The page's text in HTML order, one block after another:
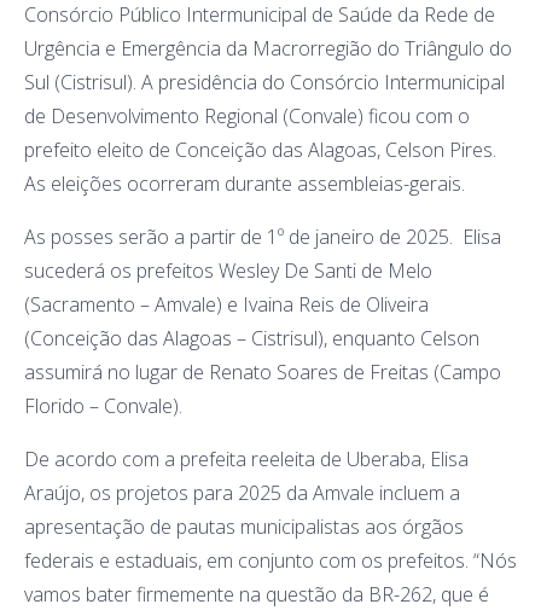
Consórcio Público Intermunicipal de Saúde da Rede de
Urgência e Emergência da Macrorregião do Triângulo do
Sul (Cistrisul). A presidência do Consórcio Intermunicipal
de Desenvolvimento Regional (Convale) ficou com o
prefeito eleito de Conceição das Alagoas, Celson Pires.
As eleições ocorreram durante assembleias-gerais.
As posses serão a partir de 1º de janeiro de 2025. Elisa
sucederá os prefeitos Wesley De Santi de Melo
(Sacramento – Amvale) e Ivaina Reis de Oliveira
(Conceição das Alagoas – Cistrisul), enquanto Celson
assumirá no lugar de Renato Soares de Freitas (Campo
Florido – Convale).
De acordo com a prefeita reeleita de Uberaba, Elisa
Araújo, os projetos para 2025 da Amvale incluem a
apresentação de pautas municipalistas aos órgãos
federais e estaduais, em conjunto com os prefeitos. “Nós
vamos bater firmemente na questão da BR-262, que é